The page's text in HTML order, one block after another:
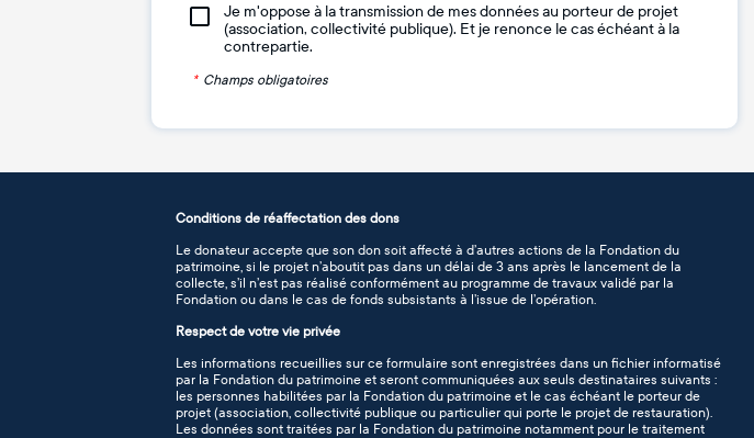
Je m'oppose à la transmission de mes données au porteur de projet
(association, collectivité publique). Et je renonce le cas échéant à la
contrepartie.
* Champs obligatoires
Conditions de réaffectation des dons
Le donateur accepte que son don soit affecté à d’autres actions de la Fondation du
patrimoine, si le projet n’aboutit pas dans un délai de 3 ans après le lancement de la
collecte, s’il n’est pas réalisé conformément au programme de travaux validé par la
Fondation ou dans le cas de fonds subsistants à l’issue de l’opération.
Respect de votre vie privée
Les informations recueillies sur ce formulaire sont enregistrées dans un fichier informatisé
par la Fondation du patrimoine et seront communiquées aux seuls destinataires suivants :
les personnes habilitées par la Fondation du patrimoine et le cas échéant le porteur de
projet (association, collectivité publique ou particulier qui porte le projet de restauration).
Les données sont traitées par la Fondation du patrimoine notamment pour le traitement